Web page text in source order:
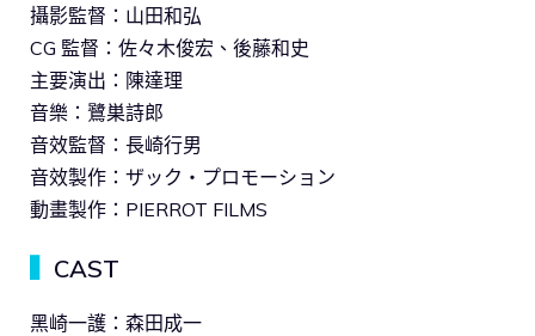
攝影監督：山田和弘
CG 監督：佐々木俊宏、後藤和史
主要演出：陳達理
音樂：鷺巣詩郎
音效監督：長崎行男
音效製作：ザック・プロモーション
動畫製作：PIERROT FILMS
CAST
黑崎一護：森田成一